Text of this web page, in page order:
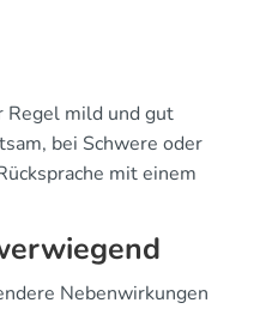
Regel mild und gut
bei Schwere oder
mit einem
Nebenwirkungen